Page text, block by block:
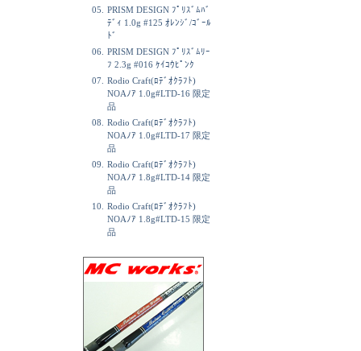
05.
PRISM DESIGN ﾌﾟﾘｽﾞﾑﾊﾞ
ﾃﾞｨ 1.0g #125 ｵﾚﾝｼﾞ/ｺﾞｰﾙ
ﾄﾞ
06. PRISM DESIGN ﾌﾟﾘｽﾞﾑﾘｰ
ﾌ 2.3g #016 ｹｲｺｳﾋﾟﾝｸ
07. Rodio Craft(ﾛﾃﾞｵｸﾗﾌﾄ)
NOAﾉｱ 1.0g#LTD-16 限定
品
08.
Rodio Craft(ﾛﾃﾞｵｸﾗﾌﾄ)
NOAﾉｱ 1.0g#LTD-17 限定
品
09.
Rodio Craft(ﾛﾃﾞｵｸﾗﾌﾄ)
NOAﾉｱ 1.8g#LTD-14 限定
品
10.
Rodio Craft(ﾛﾃﾞｵｸﾗﾌﾄ)
NOAﾉｱ 1.8g#LTD-15 限定
品